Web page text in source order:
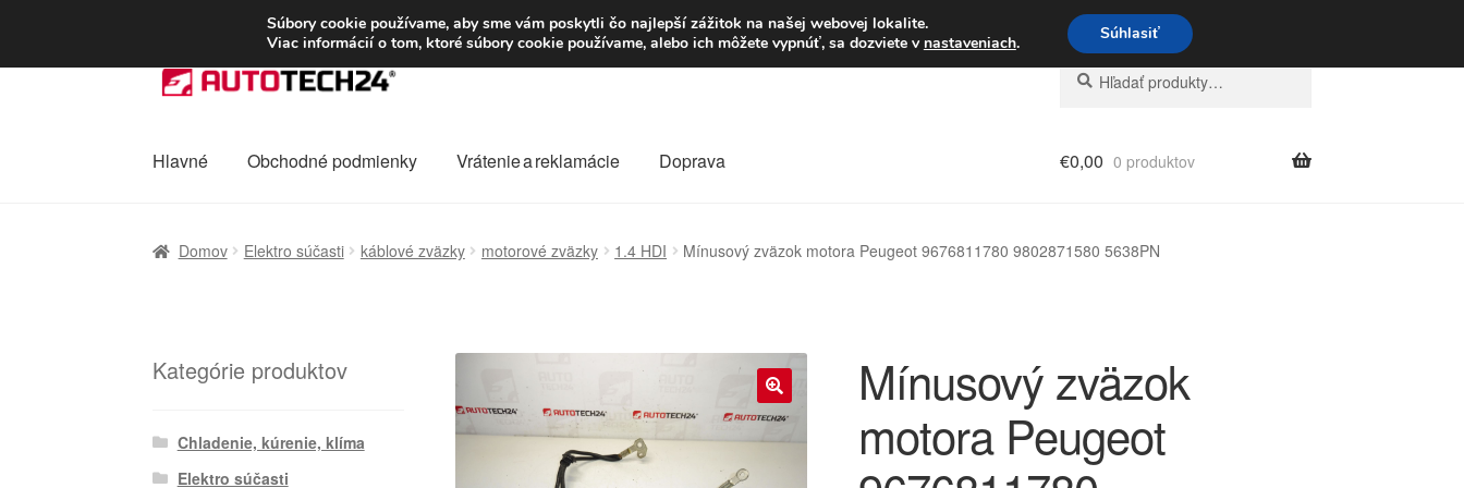
DOPRAVA od 6 EUR Po–Pi 09:00–16:00 233 221 276
Preskočiť
na
Preskočiť
na
Hľadať:
Vyhľadávanie
Hlavné Obchodné podmienky Vrátenie a reklamácie Doprava €0,00 0 produktov
Domov Elektro súčasti káblové zväzky motorové zväzky 1.4 HDI Mínusový zväzok motora Peugeot 9676811780 9802871580 5638PN
🔍
Mínusový zväzok
motora Peugeot
Kategórie produktov
Chladenie, kúrenie, klíma
Elektro súčasti
Súbory cookie používame, aby sme vám poskytli čo najlepší zážitok na našej webovej lokalite.
Viac informácií o tom, ktoré súbory cookie používame, alebo ich môžete vypnúť, sa dozviete v nastaveniach. Súhlasiť